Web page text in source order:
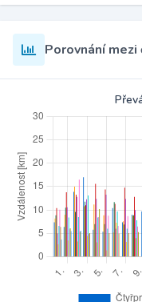
Porovnání